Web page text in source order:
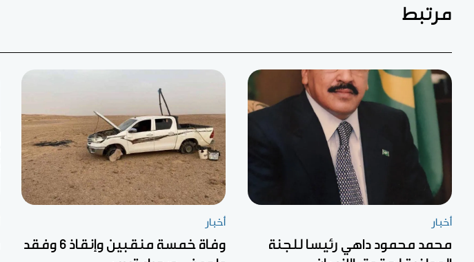
مرتبط
أخبار
محمد محمود داهي رئيسا للجنة
أخبار
وفاة خمسة منقبين وإنقاذ 6 وفقد